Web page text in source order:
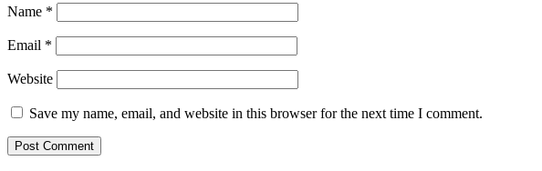
Name *
Email *
Website
Save my name, email, and website in this browser for the next time I comment.